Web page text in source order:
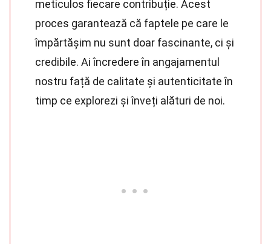
meticulos fiecare contribuție. Acest
proces garantează că faptele pe care le
împărtășim nu sunt doar fascinante, ci și
credibile. Ai încredere în angajamentul
nostru față de calitate și autenticitate în
timp ce explorezi și înveți alături de noi.